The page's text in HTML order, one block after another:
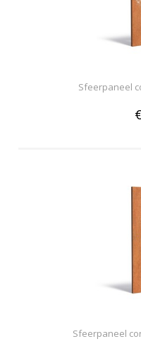
Sfeerpaneel
Sfeerpaneel